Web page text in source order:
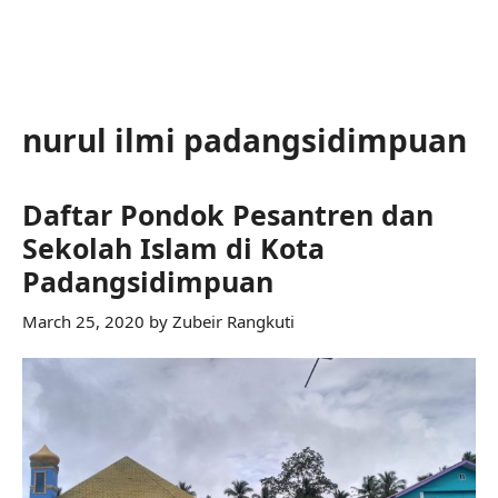
nurul ilmi padangsidimpuan
Daftar Pondok Pesantren dan
Sekolah Islam di Kota
Padangsidimpuan
March 25, 2020 by Zubeir Rangkuti